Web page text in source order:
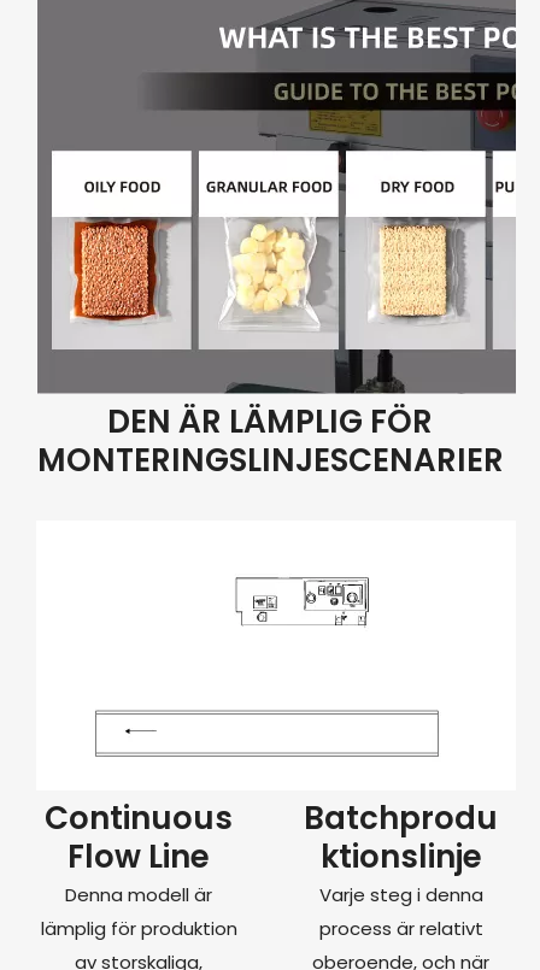
DEN ÄR LÄMPLIG FÖR
MONTERINGSLINJESCENARIER
Continuous
Flow Line
Denna modell är
lämplig för produktion
av storskaliga,
Batchprodu
ktionslinje
Varje steg i denna
process är relativt
oberoende, och när